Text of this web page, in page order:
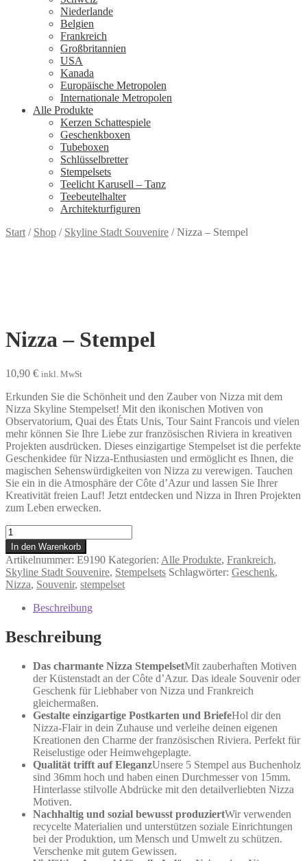
Niederlande
Belgien
Frankreich
Großbritannien
USA
Kanada
Europäische Metropolen
Internationale Metropolen
Alle Produkte
Kerzen Schattespiele
Geschenkboxen
Tubeboxen
Schlüsselbretter
Stempelsets
Teelicht Karusell – Tanz
Teebeutelhalter
Architekturfiguren
Start / Shop / Skyline Stadt Souvenire /Nizza – Stempel
Nizza – Stempel
10,90 € inkl. MwSt
Erkunden Sie die Schönheit und den Zauber von Nizza mit dem
Nizza Skyline Stempelset! Mit den ikonischen Motiven von
Observatorium, Quai des États Unis, Tour Saint Francois und vielen
mehr können Sie Ihre Liebe zur französischen Riviera in kreativen
Projekten ausdrücken. Dieses einzigartige Stempelset ist die perfekte
Geschenkidee für Nizza-Enthusiasten und ermöglicht es Ihnen, die
magischen Sehenswürdigkeiten von Nizza zu verewigen. Tauchen
Sie ein in die Atmosphäre der Côte d’Azur und lassen Sie Ihrer
Kreativität freien Lauf! Jetzt entdecken und Nizza in Ihren Projekten
zum Leben erwecken.
Nizza
-
Stempel
Menge
In den Warenkorb
Artikelnummer: E9190 Kategorien: Alle Produkte, Frankreich,
Skyline Stadt Souvenire, Stempelsets Schlagwörter: Geschenk,
Nizza, Souvenir, stempelset
Beschreibung
Beschreibung
Das charmante Nizza StempelsetMit zauberhaften Motiven
der Küstenstadt an der Côte d’Azur. Das ideale Souvenir oder
Geschenk für Liebhaber von Nizza und Frankreich
gleichermaßen.
Gestalte einzigartige Postkarten und BriefeHol dir den
Nizza-Flair in dein Zuhause und verleihe deinen eigenen
Kreationen den Charme der französischen Riviera. Perfekt für
Reiselustige oder Heimwehgeplagte.
Qualität trifft auf EleganzUnsere 5 Stempel aus Buchenholz
sind 36mm hoch und haben einen Durchmesser von 15mm.
Hinterlasse stilvolle Abdrücke mit den detailverliebten Nizza
Motiven.
Nachhaltig und sozial bewusst produziertWir verwenden
recycelte Materialien und unterstützen soziale Einrichtungen
bei der Produktion, um Mensch und Umwelt zu schützen.
Verschenke mit gutem Gewissen.